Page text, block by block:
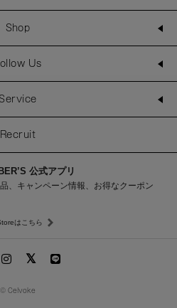
Shop
Us
Service
Recruit
公式アプリ
、キャンペーン情報、お得なクーポン
はこちら
© Celvoke